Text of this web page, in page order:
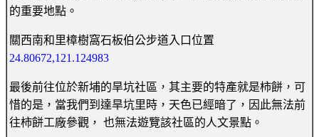
的重要地點。
關西南和里樟樹窩石板伯公步道入口位置
24.80672,121.124983
最後前往位於新埔的旱坑社區，其主要的特產就是柿餅，可
惜的是，當我們到達旱坑里時，天色已經暗了，因此無法前
往柿餅工廠參觀， 也無法遊覽該社區的人文景點。